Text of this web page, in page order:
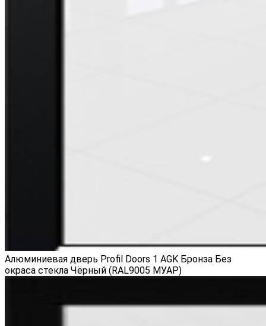
Алюминиевая дверь Profil Doors 1 AGK Бронза Без
окраса стекла Чёрный (RAL9005 МУАР)